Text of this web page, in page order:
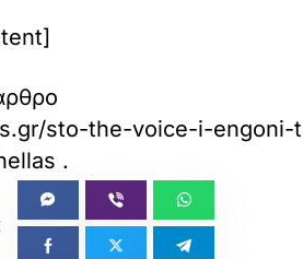
sto-the-voice-i-engoni-
.